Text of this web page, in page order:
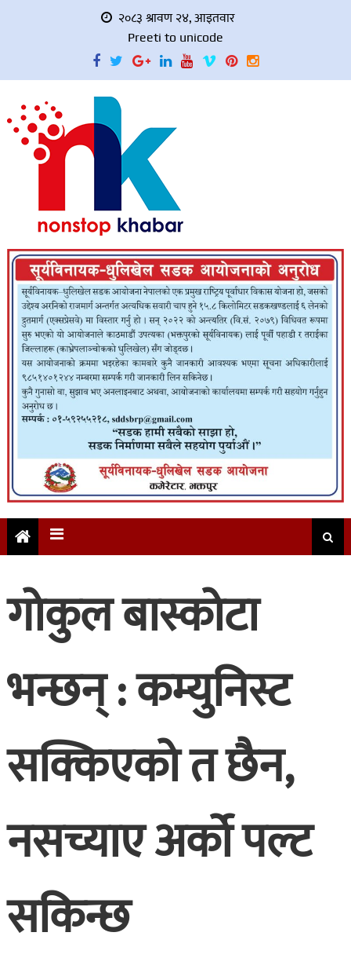
२०८३ श्रावण २४, आइतवार
Preeti to unicode
गोकुल बास्कोटा
भन्छन् : कम्युनिस्ट
सक्किएको त छैन,
नसच्याए अर्को पल्ट
सकिन्छ